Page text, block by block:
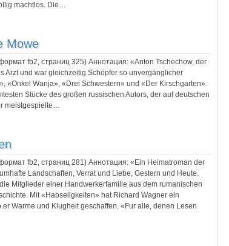
machtlos. Die…
Mowe
fb2, страниц 325) Аннотация: «Anton Tschechow, der
Arzt und war gleichzeitig Schöpfer so unvergänglicher
«Onkel Wanja», «Drei Schwestern» und «Der Kirschgarten».
Stücke des großen russischen Autors, der auf deutschen
meistgespielte…
fb2, страниц 281) Аннотация: «Ein Heimatroman der
Landschaften, Verrat und Liebe, Gestern und Heute.
Mitglieder einer Handwerkerfamilie aus dem rumanischen
Mit «Habseligkeiten» hat Richard Wagner ein
Warme und Klugheit geschaffen. «Fur alle, denen Lesen